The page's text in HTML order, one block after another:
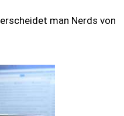
man Nerds von